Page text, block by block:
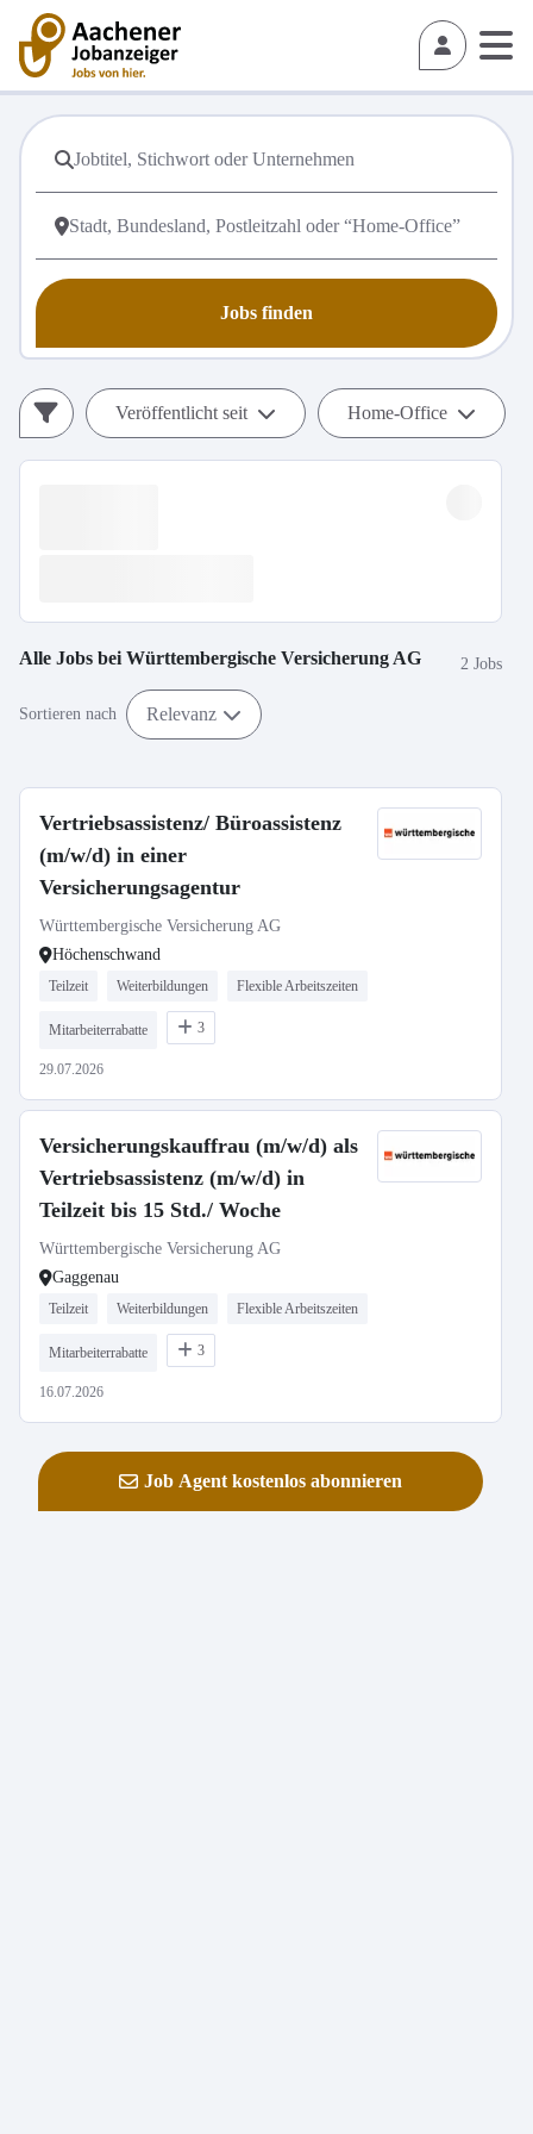
Jobs finden
Veröffentlicht seit Home-Office
Alle Jobs bei Württembergische Versicherung AG 2 Jobs
Sortieren nach Relevanz
Vertriebsassistenz/ Büroassistenz
(m/w/d) in einer
Versicherungsagentur
Württembergische Versicherung AG
Höchenschwand
Teilzeit Weiterbildungen Flexible Arbeitszeiten
Mitarbeiterrabatte 3
29.07.2026
Versicherungskauffrau (m/w/d) als
Vertriebsassistenz (m/w/d) in
Teilzeit bis 15 Std./ Woche
Württembergische Versicherung AG
Gaggenau
Teilzeit Weiterbildungen Flexible Arbeitszeiten
Mitarbeiterrabatte 3
16.07.2026
Job Agent kostenlos abonnieren